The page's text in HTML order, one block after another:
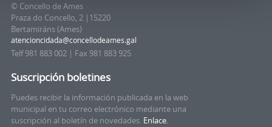
© Concello de Ames
Praza do Concello, 2 |15220
Bertamiráns (Ames)
Telf 981 883 002 | Fax 981 883 925
Suscripción boletines
Puedes recibir la información publicada en la web
municipal en tu correo electrónico mediante una
suscripción al boletín de novedades. Enlace.